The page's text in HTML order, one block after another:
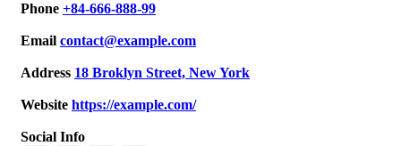
Phone +84-666-888-99
Email contact@example.com
Address 18 Broklyn Street, New York
Website https://example.com/
Social Info